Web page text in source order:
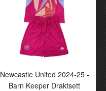
Newcastle United 2024-25 -
Barn Keeper Draktsett